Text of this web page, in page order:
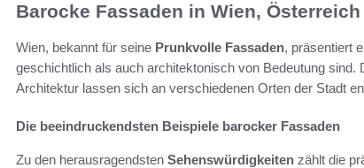
Barocke Fassaden in Wien, Österreich
Wien, bekannt für seine Prunkvolle Fassaden, präsentiert
geschichtlich als auch architektonisch von Bedeutung
Architektur lassen sich an verschiedenen Orten der Stadt
Die beeindruckendsten Beispiele barocker Fassaden
Zu den herausragendsten Sehenswürdigkeiten zählt die